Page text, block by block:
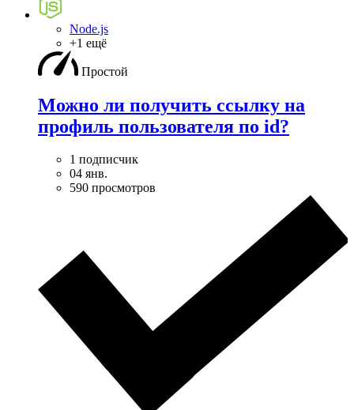
Node.js
+1 ещё
Простой
Можно ли получить ссылку на
профиль пользователя по id?
1 подписчик
04 янв.
590 просмотров